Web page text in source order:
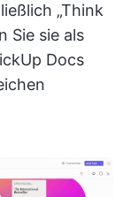
„Think
Sie sie als
Docs